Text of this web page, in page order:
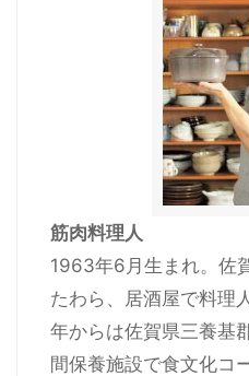
筋肉料理人
1963年6月生まれ。佐
たわら、居酒屋で料理
年からは佐賀県三養基
間保養施設で食文化コ